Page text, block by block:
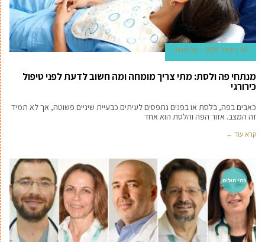
26 בינואר 2026 גל טוויטו
מנתחי פה ולסת: מתי צריך מומחה ומה חשוב לדעת לפני טיפול
כירורגי
כאבים בפה, בלסת או בפנים נתפסים לעיתים כבעיית שיניים פשוטה, אך לא תמיד
זה המצב. אזור הפה והלסת הוא אחד
קרא עוד ←
בתי חולים